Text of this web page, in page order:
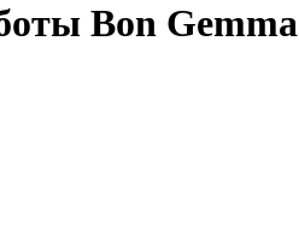
Bon Gemma